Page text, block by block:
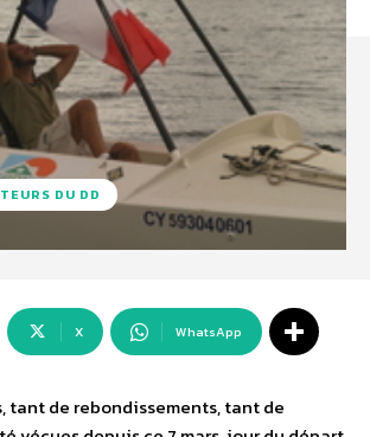
DU DD
X WhatsApp
tant de rebondissements, tant de